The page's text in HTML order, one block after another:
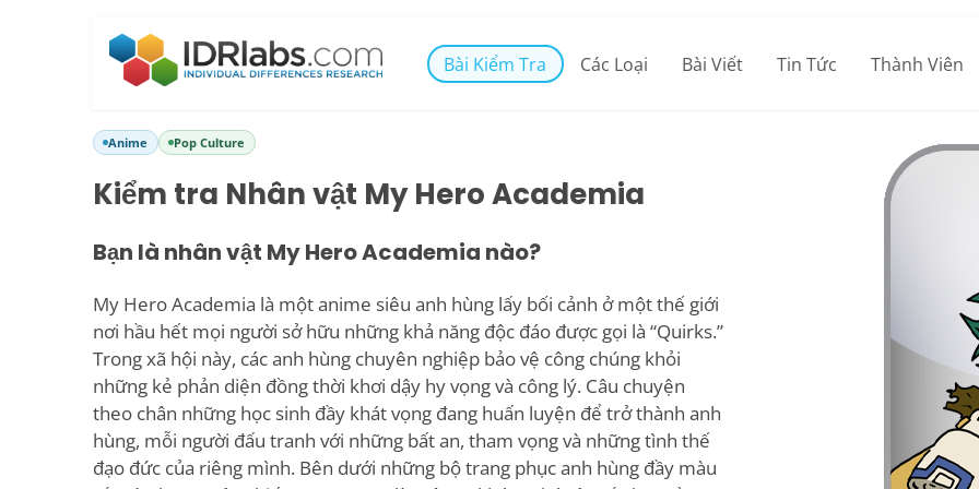
Bài Kiểm Tra Các Loại Bài Viết Tin Tức Thành Viên
Anime Pop Culture
Kiểm tra Nhân vật My Hero Academia
Bạn là nhân vật My Hero Academia nào?
My Hero Academia là một anime siêu anh hùng lấy bối cảnh ở một thế giới
nơi hầu hết mọi người sở hữu những khả năng độc đáo được gọi là “Quirks.”
Trong xã hội này, các anh hùng chuyên nghiệp bảo vệ công chúng khỏi
những kẻ phản diện đồng thời khơi dậy hy vọng và công lý. Câu chuyện
theo chân những học sinh đầy khát vọng đang huấn luyện để trở thành anh
hùng, mỗi người đấu tranh với những bất an, tham vọng và những tình thế
đạo đức của riêng mình. Bên dưới những bộ trang phục anh hùng đầy màu